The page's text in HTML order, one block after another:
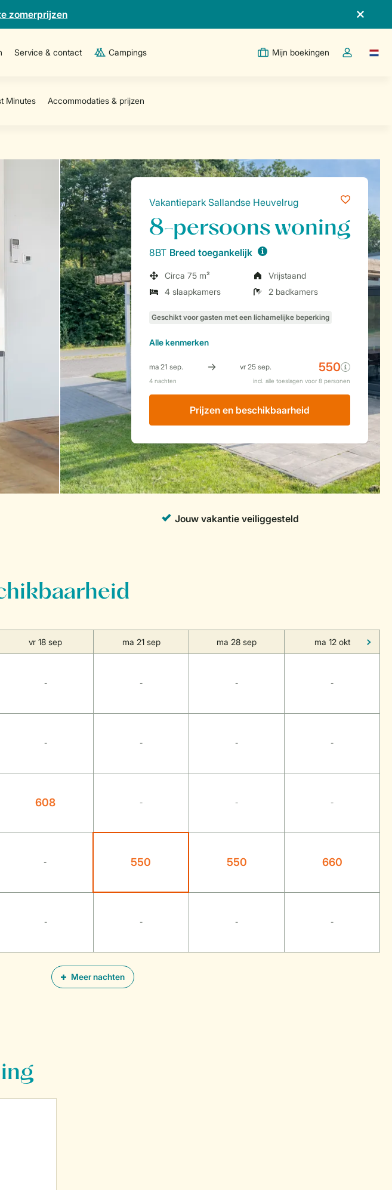
zomerprijzen
Service & contact Campings Mijn boekingen
Open deTaal
Vakantiepark Sallandse Heuvelrug
8-persoons woning
8BT Breed toegankelijk
Circa 75 m²
Vrijstaand
4 slaapkamers
2 badkamers
Allekenmerken
Prijzen en beschikbaarheid
Meer nachten
vr 18 sep ma 21 sep ma 28 sep ma 12 okt
- - - -
- - - -
608 - - -
- 550 550 660
- - - -